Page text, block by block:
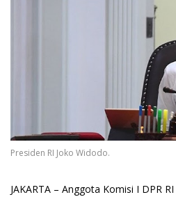
Presiden RI Joko Widodo.
JAKARTA – Anggota Komisi I DPR